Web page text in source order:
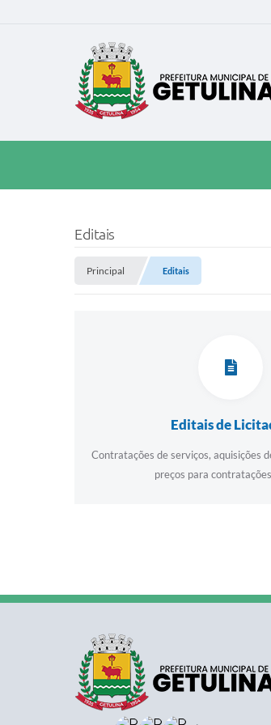
Editais
Principal Editais
Editais de
Contratações de serviços, aquisições
preços para